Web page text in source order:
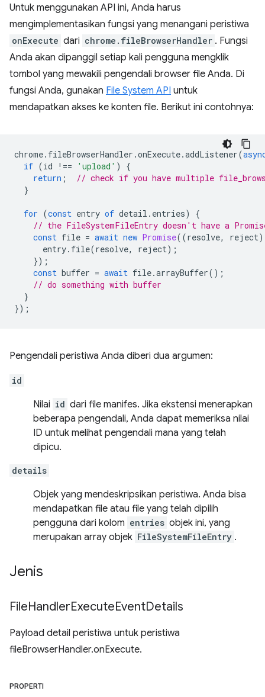
Untuk menggunakan API ini, Anda harus
mengimplementasikan fungsi yang menangani peristiwa
onExecute dari chrome.fileBrowserHandler . Fungsi
Anda akan dipanggil setiap kali pengguna mengklik
tombol yang mewakili pengendali browser file Anda. Di
fungsi Anda, gunakan File System API untuk
mendapatkan akses ke konten file. Berikut ini contohnya:
chrome. fileBrowserHandler .onExecute.addListener(
if (id !== 'upload' )
{
return ;
// check if you have multiple
}
for (const entry of detail . entries)
{
// the FileSystemFileEntry doesn't have a
const file = await new Promise((resolve, reject)
entry. file(resolve, reject);
});
const buffer = await file.arrayBuffer();
// do something with buffer
}
});
Pengendali peristiwa Anda diberi dua argumen:
id
Nilai id dari file manifes. Jika ekstensi menerapkan
beberapa pengendali, Anda dapat memeriksa nilai
ID untuk melihat pengendali mana yang telah
dipicu.
details
Objek yang mendeskripsikan peristiwa. Anda bisa
mendapatkan file atau file yang telah dipilih
pengguna dari kolom entries objek ini, yang
merupakan array objek FileSystemFileEntry .
Jenis
FileHandlerExecuteEventDetails
Payload detail peristiwa untuk peristiwa
fileBrowserHandler.onExecute.
PROPERTI